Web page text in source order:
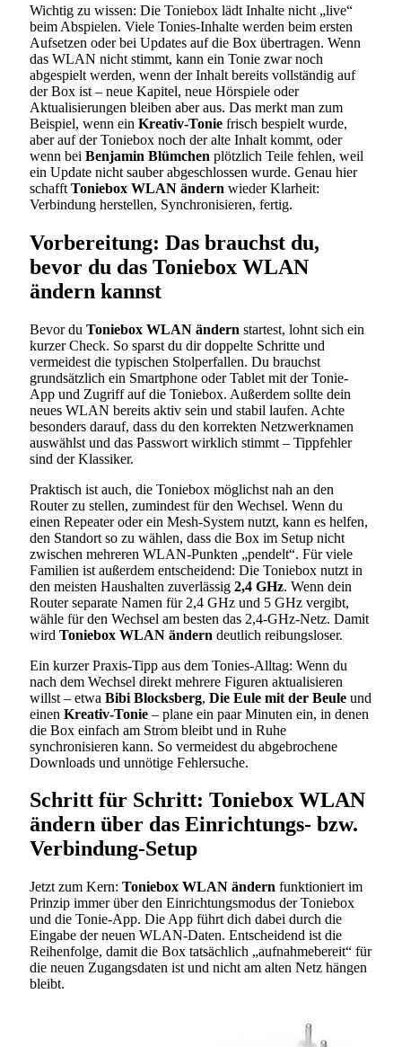
Wichtig zu wissen: Die Toniebox lädt Inhalte nicht „live“
beim Abspielen. Viele Tonies-Inhalte werden beim ersten
Aufsetzen oder bei Updates auf die Box übertragen. Wenn
das WLAN nicht stimmt, kann ein Tonie zwar noch
abgespielt werden, wenn der Inhalt bereits vollständig auf
der Box ist – neue Kapitel, neue Hörspiele oder
Aktualisierungen bleiben aber aus. Das merkt man zum
Beispiel, wenn ein Kreativ-Tonie frisch bespielt wurde,
aber auf der Toniebox noch der alte Inhalt kommt, oder
wenn bei Benjamin Blümchen plötzlich Teile fehlen, weil
ein Update nicht sauber abgeschlossen wurde. Genau hier
schafft Toniebox WLAN ändern wieder Klarheit:
Verbindung herstellen, Synchronisieren, fertig.
Vorbereitung: Das brauchst du,
bevor du das Toniebox WLAN
ändern kannst
Bevor du Toniebox WLAN ändern startest, lohnt sich ein
kurzer Check. So sparst du dir doppelte Schritte und
vermeidest die typischen Stolperfallen. Du brauchst
grundsätzlich ein Smartphone oder Tablet mit der Tonie-
App und Zugriff auf die Toniebox. Außerdem sollte dein
neues WLAN bereits aktiv sein und stabil laufen. Achte
besonders darauf, dass du den korrekten Netzwerknamen
auswählst und das Passwort wirklich stimmt – Tippfehler
sind der Klassiker.
Praktisch ist auch, die Toniebox möglichst nah an den
Router zu stellen, zumindest für den Wechsel. Wenn du
einen Repeater oder ein Mesh-System nutzt, kann es helfen,
den Standort so zu wählen, dass die Box im Setup nicht
zwischen mehreren WLAN-Punkten „pendelt“. Für viele
Familien ist außerdem entscheidend: Die Toniebox nutzt in
den meisten Haushalten zuverlässig 2,4 GHz. Wenn dein
Router separate Namen für 2,4 GHz und 5 GHz vergibt,
wähle für den Wechsel am besten das 2,4-GHz-Netz. Damit
wird Toniebox WLAN ändern deutlich reibungsloser.
Ein kurzer Praxis-Tipp aus dem Tonies-Alltag: Wenn du
nach dem Wechsel direkt mehrere Figuren aktualisieren
willst – etwa Bibi Blocksberg, Die Eule mit der Beule und
einen Kreativ-Tonie – plane ein paar Minuten ein, in denen
die Box einfach am Strom bleibt und in Ruhe
synchronisieren kann. So vermeidest du abgebrochene
Downloads und unnötige Fehlersuche.
Schritt für Schritt: Toniebox WLAN
ändern über das Einrichtungs- bzw.
Verbindung-Setup
Jetzt zum Kern: Toniebox WLAN ändern funktioniert im
Prinzip immer über den Einrichtungsmodus der Toniebox
und die Tonie-App. Die App führt dich dabei durch die
Eingabe der neuen WLAN-Daten. Entscheidend ist die
Reihenfolge, damit die Box tatsächlich „aufnahmebereit“ für
die neuen Zugangsdaten ist und nicht am alten Netz hängen
bleibt.